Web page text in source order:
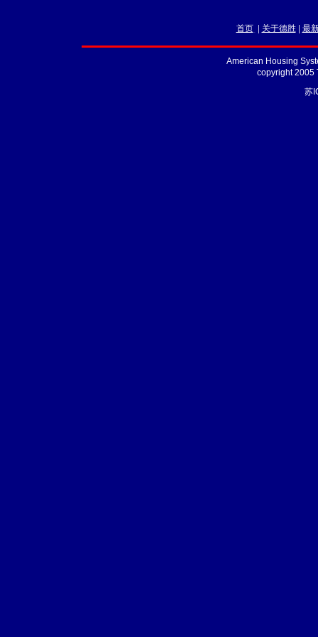
首页 | 关于德胜| 最
American Housing
copyright 2005
苏